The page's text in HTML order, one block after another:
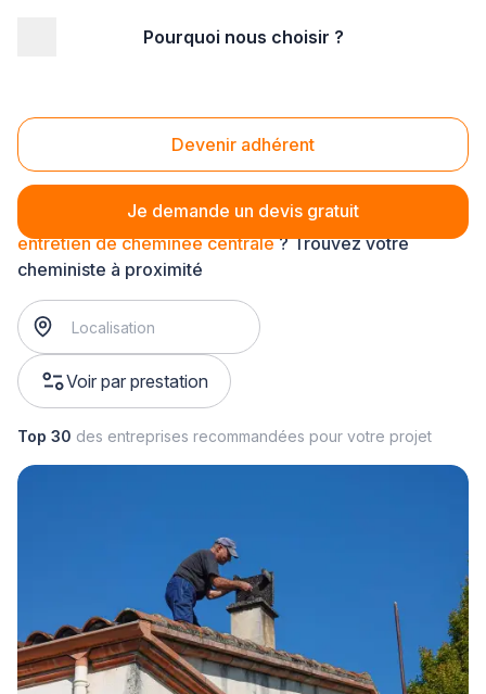
Pourquoi nous choisir ?
Devenir adhérent
Je demande un devis gratuit
Entretien de cheminée centrale
entretien de cheminée centrale? Trouvez votre
cheministe à proximité
Voir par prestation
Top 30 des entreprises recommandées pour votre projet